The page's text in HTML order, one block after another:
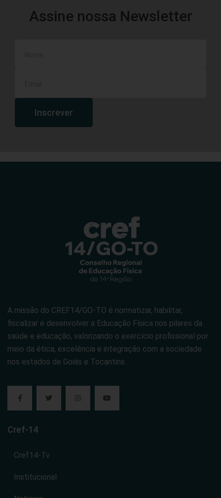
Assine nossa Newsletter
Inscrever
A missão do CREF14/GO-TO é normatizar, habilitar,
fiscalizar e desenvolver a Educação Física nos pilares da
saúde e educação, valorizando o exercício profissional por
meio da ética, excelência e integração com a sociedade
nos estados de Goiás e Tocantins.
Cref-14
Cref14-Tv
Institucional